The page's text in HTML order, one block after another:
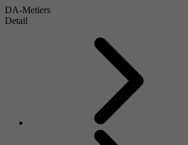
DA-Metiers
Detail